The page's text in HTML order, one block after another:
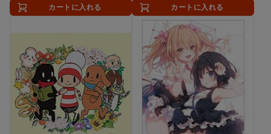
カートに入れる カートに入れる